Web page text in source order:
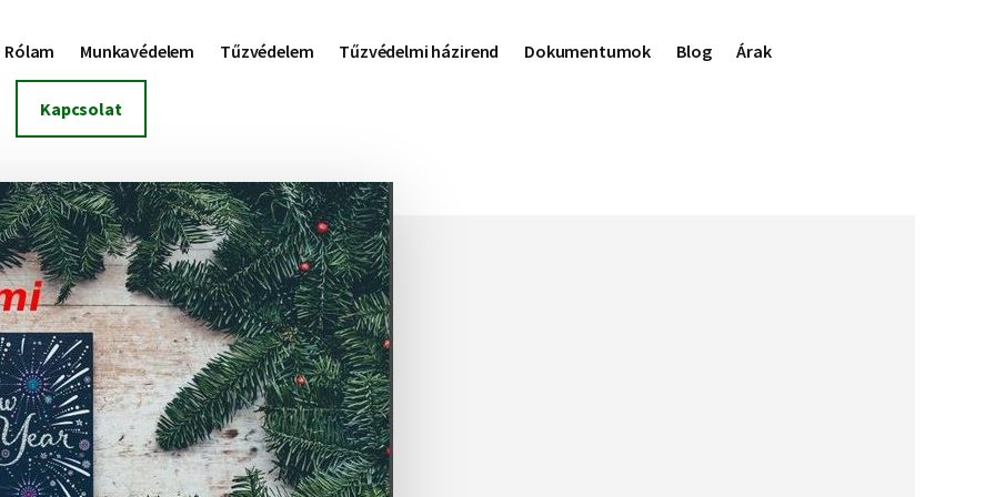
Rólam Munkavédelem Tűzvédelem Tűzvédelmi házirend Dokumentumok Blog Árak
Kapcsolat